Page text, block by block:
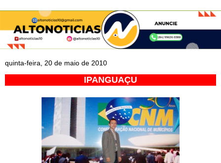
quinta-feira, 20 de maio de 2010
IPANGUAÇU